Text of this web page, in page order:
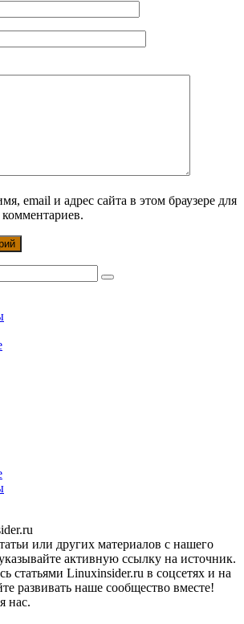
email и адрес сайта в этом браузере для
или других материалов c нашего
активную ссылку на источник.
статьями Linuxinsider.ru в соцсетях и на
развивать наше сообщество вместе!
нас.